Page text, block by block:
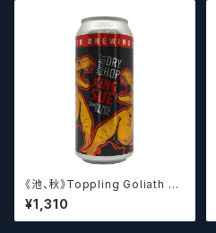
《池、秋》Toppling Goliath D
DH King Sue / トップリング ゴ
ライアス ダブルドライホップ キ
ング スー【クラフトビール】
¥1,310